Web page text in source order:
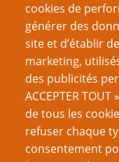
cookies de
générer des
site et d’établir
marketing,
des publicités
ACCEPTER
de tous les
refuser chaque
consentement
Nom d'utilisateur
Mot de passe